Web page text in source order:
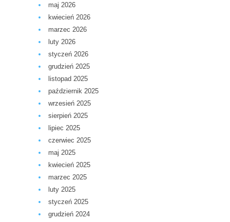
maj 2026
kwiecień 2026
marzec 2026
luty 2026
styczeń 2026
grudzień 2025
listopad 2025
październik 2025
wrzesień 2025
sierpień 2025
lipiec 2025
czerwiec 2025
maj 2025
kwiecień 2025
marzec 2025
luty 2025
styczeń 2025
grudzień 2024